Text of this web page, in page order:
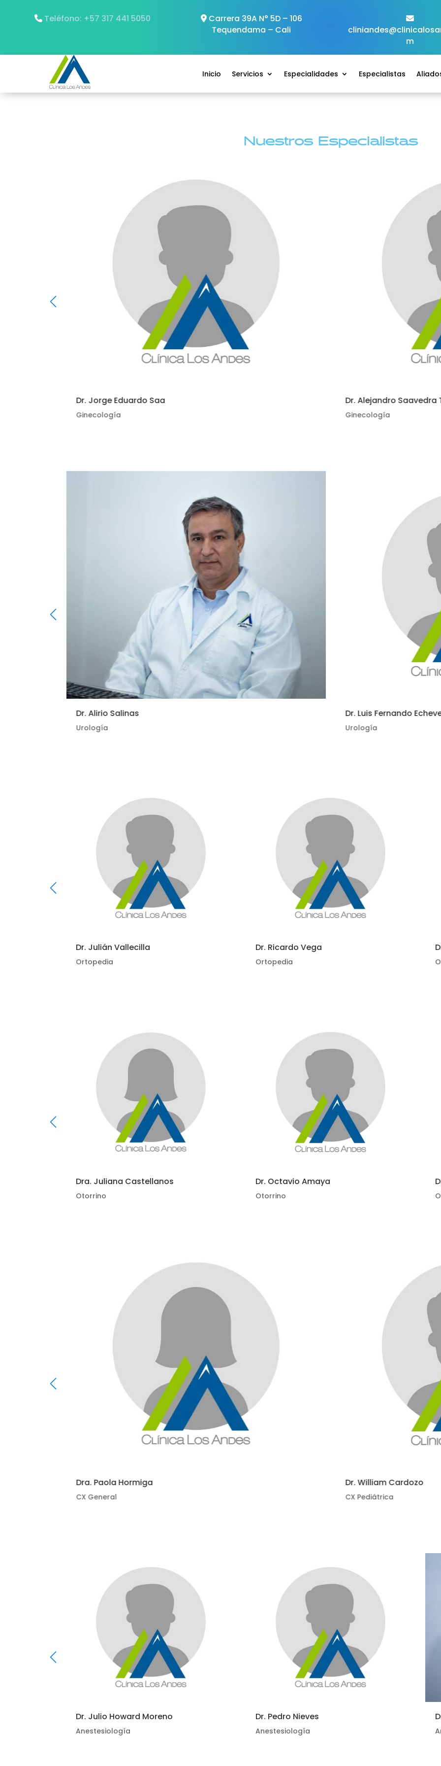
Teléfono: +57 317 441 5050
Carrera 39A N° 5D – 106
Tequendama – Cali
m
Inicio Servicios Especialidades Especialistas
Nuestros Especialistas
Dr. Jorge Eduardo Saa
Ginecología
Dr. Alejandro Saavedra
Ginecología
Dr. Alirio Salinas
Urología
Dr. Luis Fernando
Urología
Dr. Julián Vallecilla
Ortopedia
Dr. Ricardo Vega
Ortopedia
Dra. Juliana Castellanos
Otorrino
Dr. Octavio Amaya
Otorrino
Dra. Paola Hormiga
CX General
Dr. William Cardozo
CX Pediátrica
Dr. Julio Howard Moreno
Anestesiología
Dr. Pedro Nieves
Anestesiología